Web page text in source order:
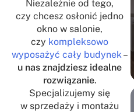
Niezależnie od tego,
czy chcesz osłonić jedno
okno w salonie,
czy kompleksowo
wyposażyć cały budynek–
u nas znajdziesz idealne
rozwiązanie.
Specjalizujemy się
w sprzedaży i montażu